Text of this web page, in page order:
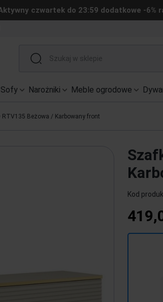
czwartek do 23:59 dodatkowe -6%
Sofy Narożniki Meble ogrodowe
RTV135 Beżowa / Karbowany front
Kod